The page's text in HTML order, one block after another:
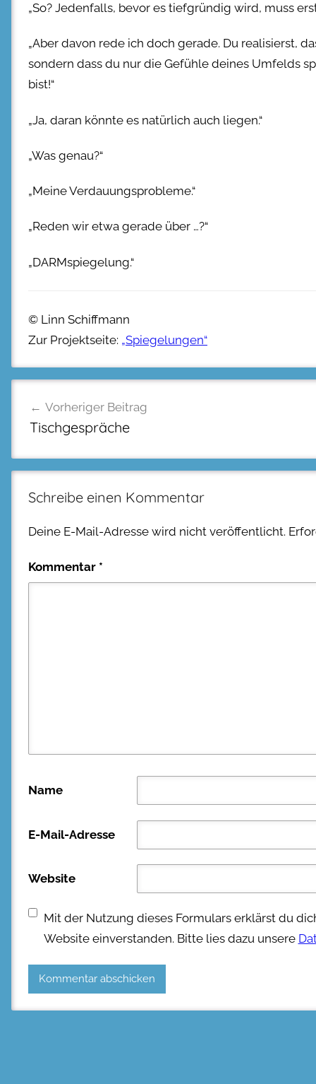
„So? Jedenfalls, bevor es tiefgründig wird, muss
„Aber davon rede ich doch gerade. Du realisierst,
sondern dass du nur die Gefühle deines Umfelds
bist!“
„Ja, daran könnte es natürlich auch liegen.“
„Was genau?“
„Meine Verdauungsprobleme.“
„Reden wir etwa gerade über …?“
„DARMspiegelung.“
© Linn Schiffmann
Zur Projektseite: „Spiegelungen“
Vorheriger Beitrag
Tischgespräche
Schreibe einen Kommentar
Deine E-Mail-Adresse wird nicht veröffentlicht.
Kommentar *
Name
E-Mail-Adresse
Website
Mit der Nutzung dieses Formulars erklärst du
Website einverstanden. Bitte lies dazu unsere